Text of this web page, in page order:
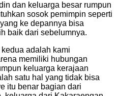
dan keluarga besar rumpun
sosok pemimpin seperti
ke depannya bisa
baik dari sebelumnya.
adalah kami
memiliki hubungan
keluarga kerajaan
satu hal yang tidak bisa
itu benar bagian dari